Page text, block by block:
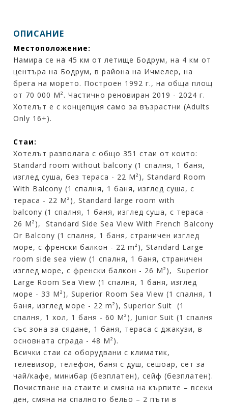
ОПИСАНИЕ
Местоположение:
Намира се на 45 км от летище Бодрум, на 4 км от
центъра на Бодрум, в района на Ичмелер, на
брега на морето. Построен 1992 г., на обща площ
от 70 000 М². Частично реновиран 2019 - 2024 г.
Хотелът е с концепция само за възрастни (Adults
Only 16+).
Стаи:
Хотелът разполага с общо 351 стаи от които:
Standard room without balcony (1 спалня, 1 баня,
изглед суша, без тераса - 22 М²), Standard Room
With Balcony (1 спалня, 1 баня, изглед суша, с
тераса - 22 М²), Standard large room with
balcony (1 спалня, 1 баня, изглед суша, с тераса -
26 М²), Standard Side Sea View With French Balcony
Or Balcony (1 спалня, 1 баня, страничен изглед
море, с френски балкон - 22 m²), Standard Large
room side sea view (1 спалня, 1 баня, страничен
изглед море, с френски балкон - 26 М²), Superior
Large Room Sea View (1 спалня, 1 баня, изглед
море - 33 М²), Superior Room Sea View (1 спалня, 1
баня, изглед море - 22 m²), Superior Suit (1
спалня, 1 хол, 1 баня - 60 М²), Junior Suit (1 спалня
със зона за сядане, 1 баня, тераса с джакузи, в
основната сграда - 48 М²).
Всички стаи са оборудвани с климатик,
телевизор, телефон, баня с душ, сешоар, сет за
чай/кафе, минибар (безплатен), сейф (безплатен).
Почистване на стаите и смяна на кърпите – всеки
ден, смяна на спалното бельо – 2 пъти в